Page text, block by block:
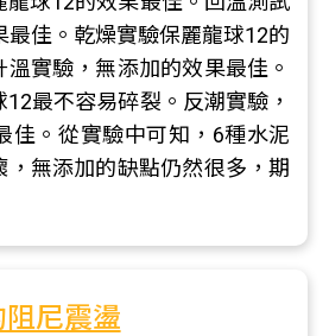
最佳。乾燥實驗保麗龍球12的
實驗，無添加的效果最佳。
最不容易碎裂。反潮實驗，
佳。從實驗中可知，6種水泥
無添加的缺點仍然很多，期
尼震盪